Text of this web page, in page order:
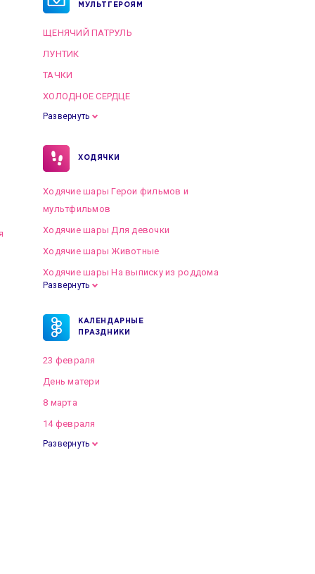
МУЛЬТГЕРОЯМ
ЩЕНЯЧИЙ ПАТРУЛЬ
ЛУНТИК
ТАЧКИ
ХОЛОДНОЕ СЕРДЦЕ
Развернуть
ХОДЯЧКИ
Ходячие шары Герои фильмов и
мультфильмов
Ходячие шары Для девочки
Ходячие шары Животные
Ходячие шары На выписку из роддома
Развернуть
КАЛЕНДАРНЫЕ
ПРАЗДНИКИ
23 февраля
День матери
8 марта
14 февраля
Развернуть